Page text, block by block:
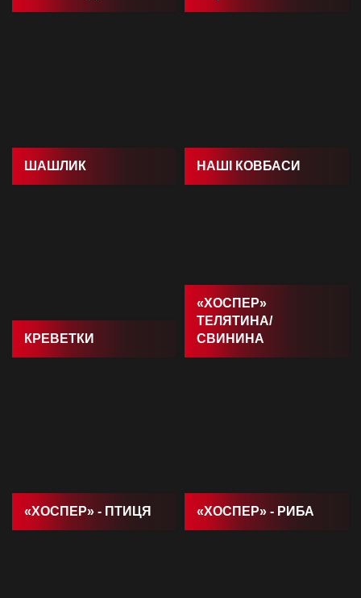
ШАШЛИК НАШI КОВБАСИ
КРЕВЕТКИ
«ХОСПЕР»
ТЕЛЯТИНА/
СВИНИНА
«ХОСПЕР» - ПТИЦЯ «ХОСПЕР» - РИБА